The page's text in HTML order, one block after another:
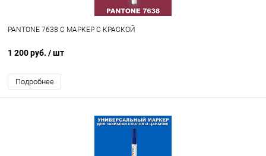
PANTONE 7638 C МАРКЕР С КРАСКОЙ
1 200 руб. / шт
Подробнее